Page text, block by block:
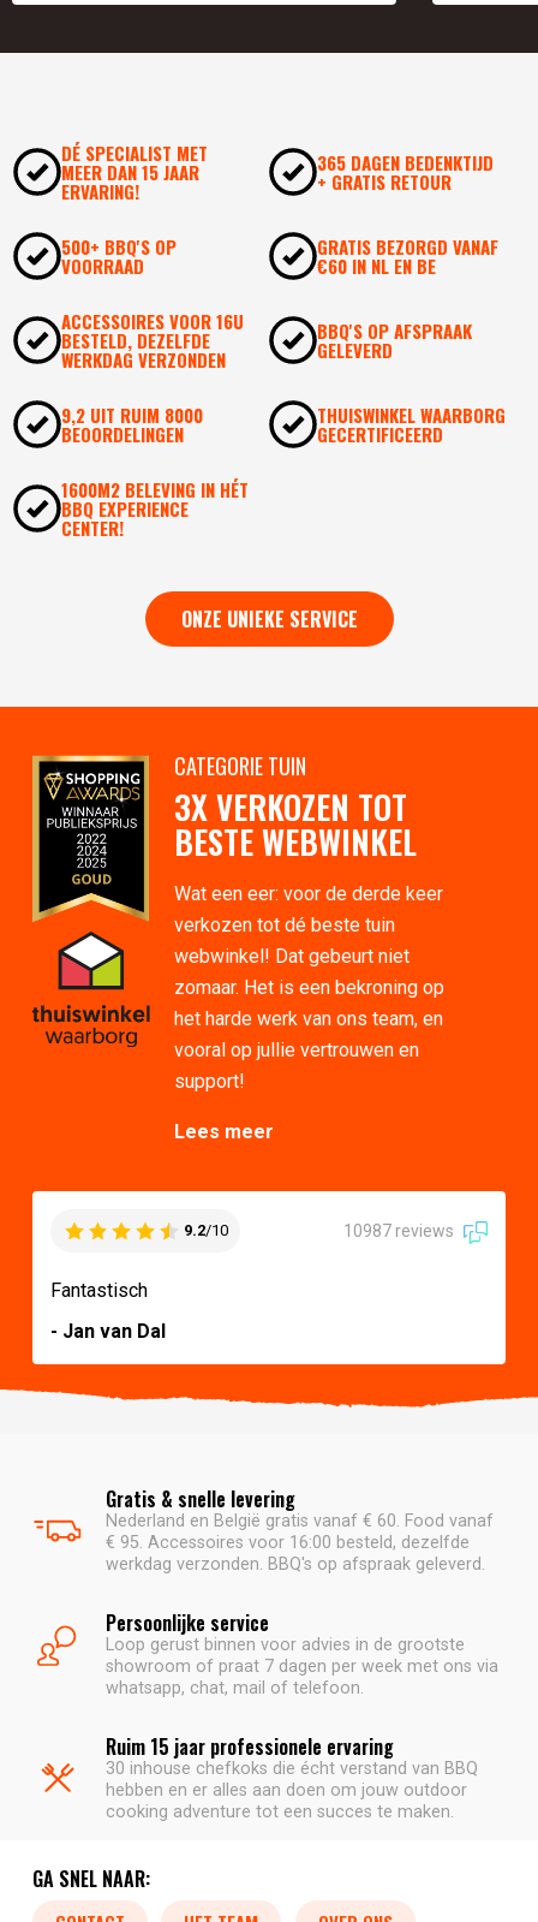
DÉ SPECIALIST MET
MEER DAN 15 JAAR
ERVARING!
365 DAGEN BEDENKTIJD
+ GRATIS RETOUR
500+ BBQ'S OP
VOORRAAD
GRATIS BEZORGD VANAF
€60 IN NL EN BE
ACCESSOIRES VOOR 16U
BESTELD, DEZELFDE
WERKDAG VERZONDEN
BBQ'S OP AFSPRAAK
GELEVERD
9,2 UIT RUIM 8000
BEOORDELINGEN
THUISWINKEL WAARBORG
GECERTIFICEERD
1600M2 BELEVING IN HÉT
BBQ EXPERIENCE
CENTER!
ONZE UNIEKE SERVICE
CATEGORIE TUIN
3X VERKOZEN TOT
BESTE WEBWINKEL
Wat een eer: voor de derde keer
verkozen tot dé beste tuin
webwinkel! Dat gebeurt niet
zomaar. Het is een bekroning op
het harde werk van ons team, en
vooral op jullie vertrouwen en
support!
Lees meer
9.2/10 10987 reviews
Fantastisch
- Jan van Dal
Gratis & snelle levering
Nederland en België gratis vanaf € 60. Food vanaf
€ 95. Accessoires voor 16:00 besteld, dezelfde
werkdag verzonden. BBQ's op afspraak geleverd.
Persoonlijke service
Loop gerust binnen voor advies in de grootste
showroom of praat 7 dagen per week met ons via
whatsapp, chat, mail of telefoon.
Ruim 15 jaar professionele ervaring
30 inhouse chefkoks die écht verstand van BBQ
hebben en er alles aan doen om jouw outdoor
cooking adventure tot een succes te maken.
GA SNEL NAAR: